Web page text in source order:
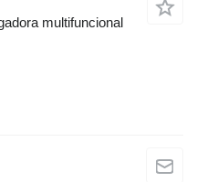
multifuncional